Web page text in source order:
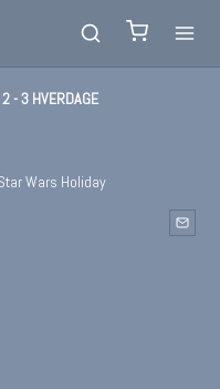
- 3 HVERDAGE
Wars Holiday